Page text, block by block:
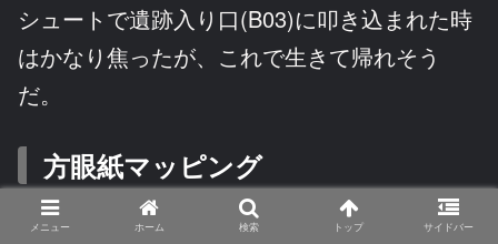
シュートで遺跡入り口(B03)に叩き込まれた時
はかなり焦ったが、これで生きて帰れそう
だ。
方眼紙マッピング
メニュー ホーム 検索 トップ サイドバー